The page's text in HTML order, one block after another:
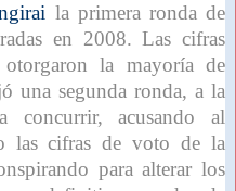
la primera ronda de
en 2008. Las cifras
la mayoría de
una segunda ronda, a la
concurrir, acusando al
las cifras de voto de la
para alterar los